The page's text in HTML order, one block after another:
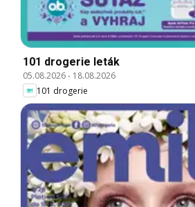
101 drogerie leták
05.08.2026- 18.08.2026
101 drogerie